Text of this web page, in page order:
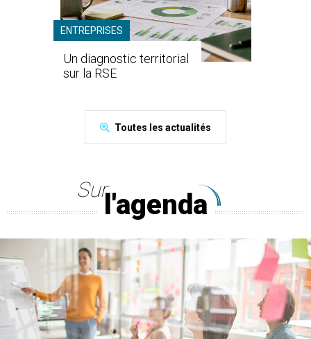
ENTREPRISES
Un diagnostic territorial
sur la RSE
Toutes les actualités
Sur l'agenda